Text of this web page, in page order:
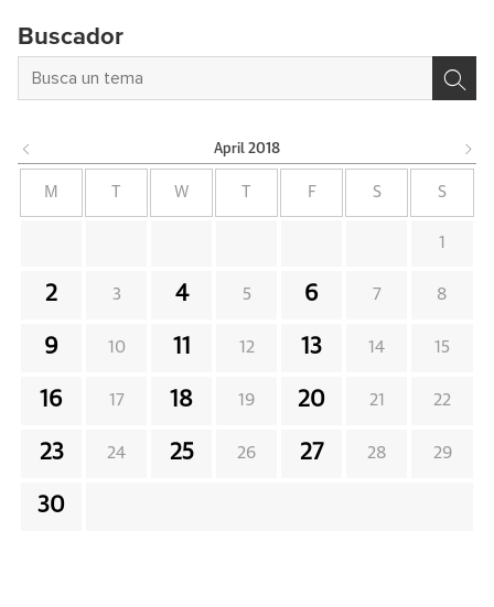
Buscador
April 2018
M W F S S
1
2 3 4 5 6 7 8
9 10 11 12 13 14 15
16 17 18 19 20 21 22
23 24 25 26 27 28 29
30